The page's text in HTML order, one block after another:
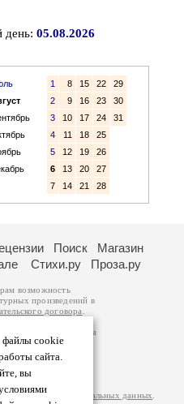
день: 05.08.2026
1 8 15 22
29
2
9 16 23
30
3
10 17 24
31
4
11 18
25
5
12 19
26
6
13 20
27
7
14 21 28
cookie
сайта.
вы
Поиск
Магазин
Стихи.ру Проза.ру
возможность
произведений в
договора
авторам
возможна
вы можете
Ответственность за
на
обработки персональных данных